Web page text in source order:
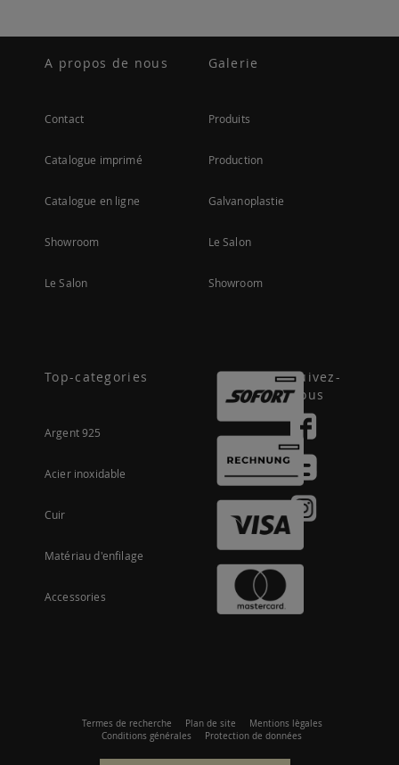
A propos de nous
Contact
Catalogue imprimé
Catalogue en ligne
Showroom
Le Salon
Galerie
Produits
Production
Galvanoplastie
Le Salon
Showroom
Top-categories
Argent 925
Acier inoxidable
Cuir
Matériau d'enfilage
Accessories
Suivez-
nous
Termes de recherche Plan de site
Mentions lègales
Conditions générales
Protection de données